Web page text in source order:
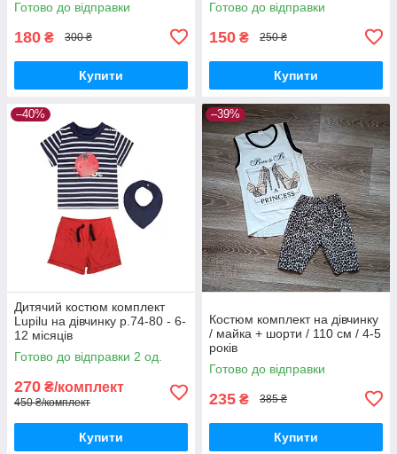
Готово до відправки
180 ₴ 300 ₴
Купити
Готово до відправки
150 ₴ 250 ₴
Купити
–40%
Дитячий костюм комплект
Lupilu на дівчинку р.74-80 - 6-
12 місяців
Готово до відправки 2 од.
270 ₴/комплект
450 ₴/комплект
Купити
–39%
Костюм комплект на дівчинку
/ майка + шорти / 110 см / 4-5
років
Готово до відправки
235 ₴ 385 ₴
Купити